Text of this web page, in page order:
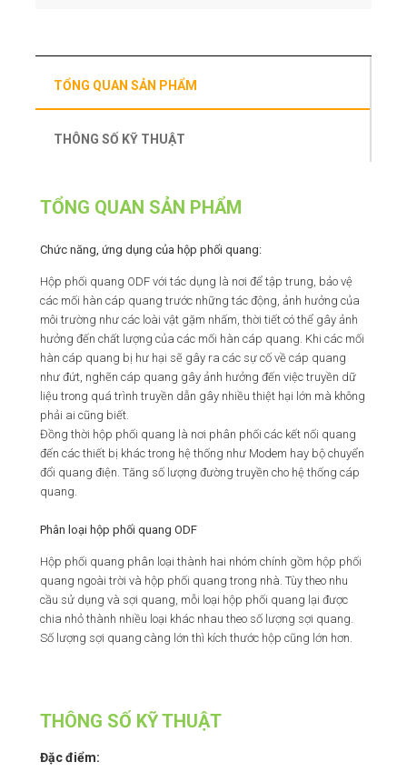
TỔNG QUAN SẢN PHẨM
THÔNG SỐ KỸ THUẬT
TỔNG QUAN SẢN PHẨM
Chức năng, ứng dụng của hộp phối quang:
Hộp phối quang ODF với tác dụng là nơi để tập trung, bảo vệ
các mối hàn cáp quang trước những tác động, ảnh hưởng của
môi trường như các loài vật gặm nhấm, thời tiết có thể gây ảnh
hưởng đến chất lượng của các mối hàn cáp quang. Khi các mối
hàn cáp quang bị hư hại sẽ gây ra các sự cố về cáp quang
như đứt, nghẽn cáp quang gây ảnh hưởng đến việc truyền dữ
liệu trong quá trình truyền dẫn gây nhiều thiệt hại lớn mà không
phải ai cũng biết.
Đồng thời hộp phối quang là nơi phân phối các kết nối quang
đến các thiết bị khác trong hệ thống như Modem hay bộ chuyển
đổi quang điện. Tăng số lượng đường truyền cho hệ thống cáp
quang.
Phân loại hộp phối quang ODF
Hộp phối quang phân loại thành hai nhóm chính gồm hộp phối
quang ngoài trời và hộp phối quang trong nhà. Tùy theo nhu
cầu sử dụng và sợi quang, mỗi loại hộp phối quang lại được
chia nhỏ thành nhiều loại khác nhau theo số lượng sợi quang.
Số lượng sợi quang càng lớn thì kích thước hộp cũng lớn hơn.
THÔNG SỐ KỸ THUẬT
Đặc điểm: